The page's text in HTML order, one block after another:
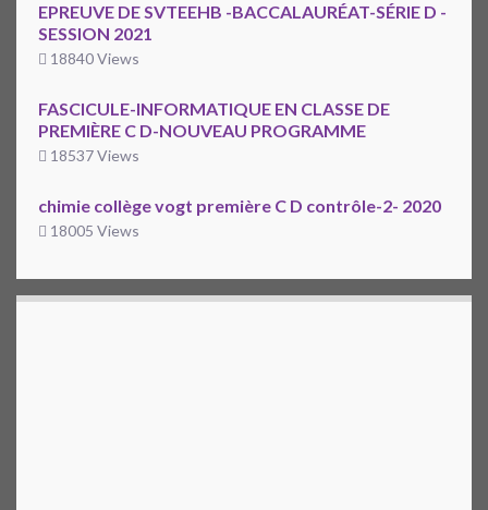
EPREUVE DE SVTEEHB -BACCALAURÉAT-SÉRIE D -
SESSION 2021
18840 Views
FASCICULE-INFORMATIQUE EN CLASSE DE
PREMIÈRE C D-NOUVEAU PROGRAMME
18537 Views
chimie collège vogt première C D contrôle-2- 2020
18005 Views